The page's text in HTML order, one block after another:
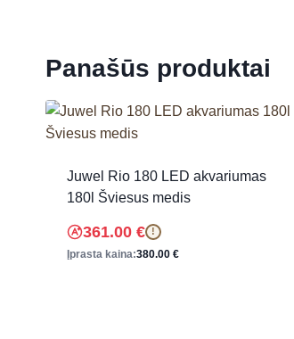
Panašūs produktai
Juwel Rio 180 LED akvariumas
180l Šviesus medis
361.00 € !
Įprasta kaina:380.00 €